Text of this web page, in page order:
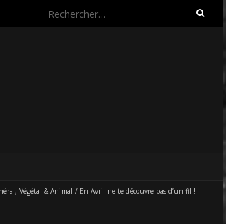
Rechercher :
Végétal & Animal / En Avril ne te découvre pas d’un fil !